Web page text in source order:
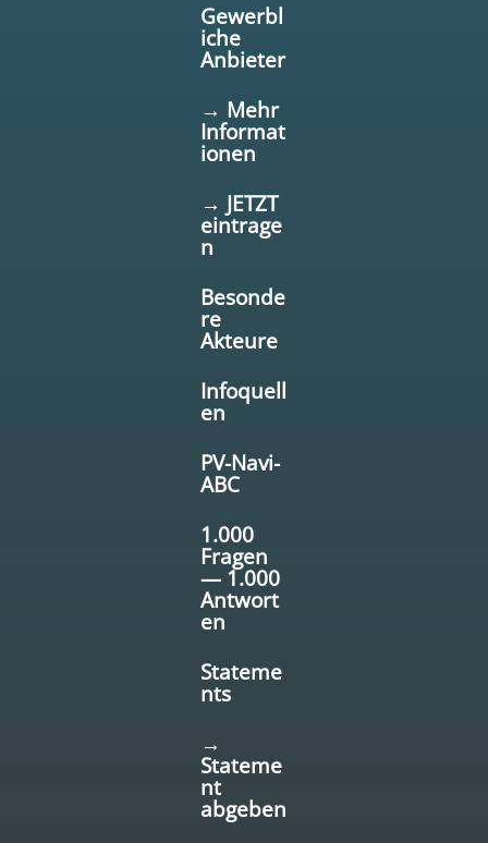
Gewerbl
iche
Anbieter
→ Mehr
Informat
ionen
→ JETZT
eintrage
n
Besonde
re
Akteure
Infoquell
en
PV-Navi-
ABC
1.000
Fragen
— 1.000
Antwort
en
Stateme
nts
→
Stateme
nt
abgeben